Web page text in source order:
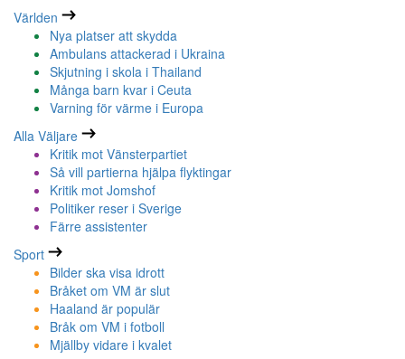
Världen
Nya platser att skydda
Ambulans attackerad i Ukraina
Skjutning i skola i Thailand
Många barn kvar i Ceuta
Varning för värme i Europa
Alla Väljare
Kritik mot Vänsterpartiet
Så vill partierna hjälpa flyktingar
Kritik mot Jomshof
Politiker reser i Sverige
Färre assistenter
Sport
Bilder ska visa idrott
Bråket om VM är slut
Haaland är populär
Bråk om VM i fotboll
Mjällby vidare i kvalet